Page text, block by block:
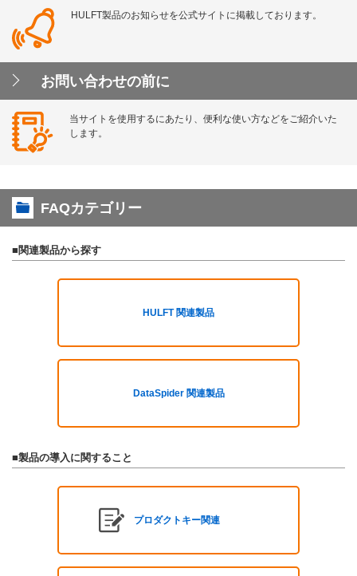
HULFT製品のお知らせを公式サイトに掲載しております。
お問い合わせの前に
当サイトを使用するにあたり、便利な使い方などをご紹介いた
します。
FAQカテゴリー
■関連製品から探す
HULFT 関連製品
DataSpider 関連製品
■製品の導入に関すること
プロダクトキー関連